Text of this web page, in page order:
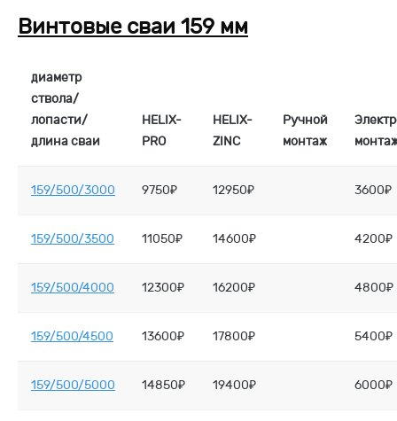
Винтовые сваи 159 мм
диаметр
ствола/
лопасти/
длина сваи
HELIX-
PRO
HELIX-
ZINC
Ручной
монтаж
159/500/3000 9750₽ 12950₽ 3600₽
159/500/3500 11050₽ 14600₽ 4200₽
159/500/4000 12300₽ 16200₽ 4800₽
159/500/4500 13600₽ 17800₽ 5400₽
159/500/5000 14850₽ 19400₽ 6000₽